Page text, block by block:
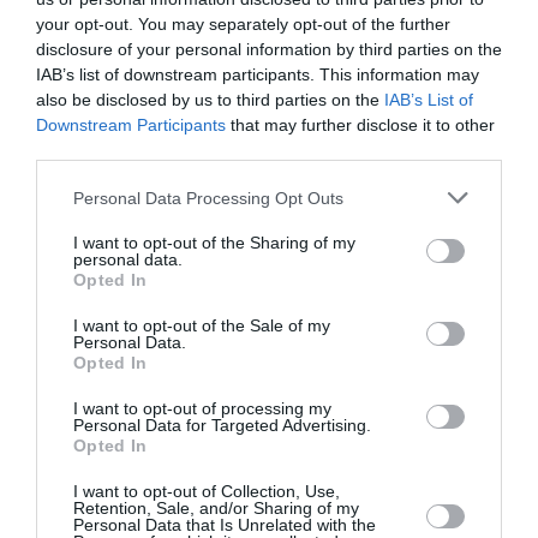
your opt-out. You may separately opt-out of the further
disclosure of your personal information by third parties on the
IAB’s list of downstream participants. This information may
also be disclosed by us to third parties on the IAB’s List of
Downstream Participants that may further disclose it to other
Please note that this website/app uses one or more Google
not limited to your visit or usage behaviour. You may click to
grant or deny consent to Google and its third-party tags to
use your data for below specified purposes in below Google
consent section.
Personal Data Processing Opt Outs
I want to opt-out of the Sharing of my
personal data.
Opted In
I want to opt-out of the Sale of my
Personal Data.
Opted In
I want to opt-out of processing my
Personal Data for Targeted Advertising.
Opted In
I want to opt-out of Collection, Use,
Retention, Sale, and/or Sharing of my
Personal Data that Is Unrelated with the
σπάνια ευκαιρία να με...
21:20 | 06 Αυγούστου 2026 Πλανήτης
Τουρκία, Σαουδική Αραβία και
Πακιστάν ενισχύουν τη